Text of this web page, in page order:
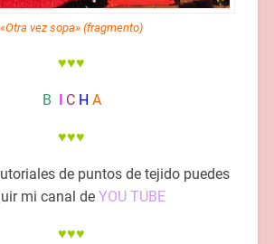
«Otra vez sopa» (fragmento)
♥♥♥
B C H A
♥♥♥
de puntos de tejido puedes
mi canal de YOU TUBE
♥♥♥